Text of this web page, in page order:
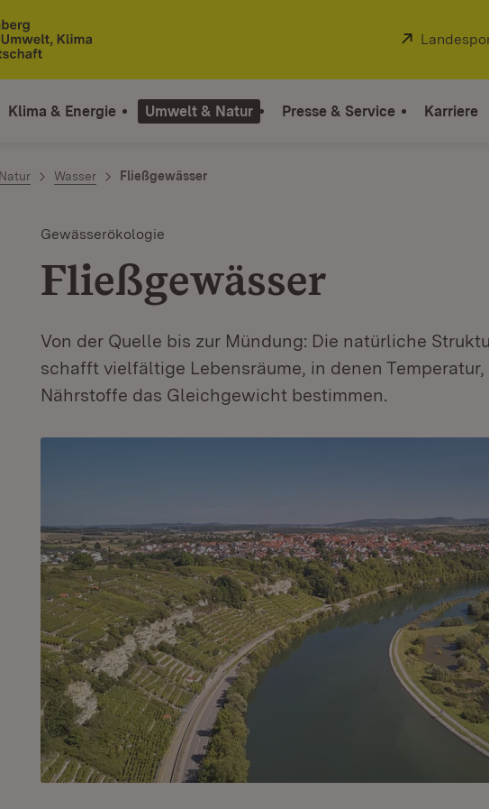
Extern:
Klima & Energie Umwelt & Natur Presse & Service Karriere
Wasser Fließgewässer
Gewässerökologie
Fließgewässer
Von der Quelle bis zur Mündung: Die natürliche
schafft vielfältige Lebensräume, in denen
Nährstoffe das Gleichgewicht bestimmen.